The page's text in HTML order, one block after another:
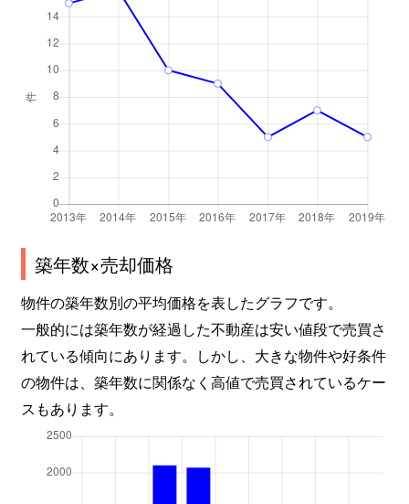
築年数×売却価格
物件の築年数別の平均価格を表したグラフです。
一般的には築年数が経過した不動産は安い値段で売買さ
れている傾向にあります。しかし、大きな物件や好条件
の物件は、築年数に関係なく高値で売買されているケー
スもあります。